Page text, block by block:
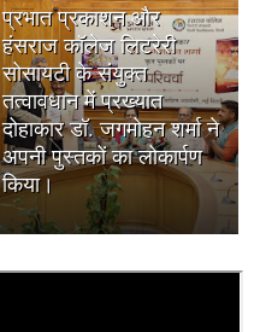
प्रभात प्रकाशन और
हंसराज कॉलेज लिटरेरी
सोसायटी के संयुक्त
तत्वावधान में प्रख्यात
दोहाकार डॉ. जगमोहन शर्मा ने
अपनी पुस्तकों का लोकार्पण
किया।